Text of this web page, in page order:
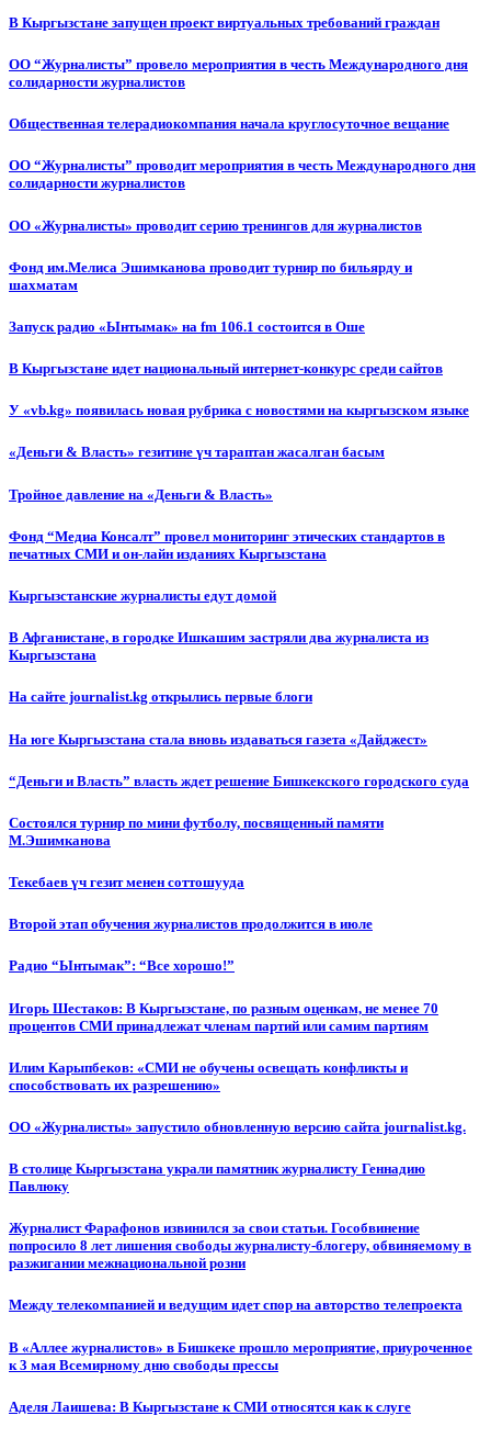
В Кыргызстане запущен проект виртуальных требований граждан
ОО “Журналисты” провело мероприятия в честь Международного дня
солидарности журналистов
Общественная телерадиокомпания начала круглосуточное вещание
ОО “Журналисты” проводит мероприятия в честь Международного дня
солидарности журналистов
ОО «Журналисты» проводит серию тренингов для журналистов
Фонд им.Мелиса Эшимканова проводит турнир по бильярду и
шахматам
Запуск радио «Ынтымак» на fm 106.1 состоится в Оше
В Кыргызстане идет национальный интернет-конкурс среди сайтов
У «vb.kg» появилась новая рубрика с новостями на кыргызском языке
«Деньги & Власть» гезитине үч тараптан жасалган басым
Тройное давление на «Деньги & Власть»
Фонд “Медиа Консалт” провел мониторинг этических стандартов в
печатных СМИ и он-лайн изданиях Кыргызстана
Кыргызстанские журналисты едут домой
В Афганистане, в городке Ишкашим застряли два журналиста из
Кыргызстана
На сайте journalist.kg открылись первые блоги
На юге Кыргызстана стала вновь издаваться газета «Дайджест»
“Деньги и Власть” власть ждет решение Бишкекского городского суда
Состоялся турнир по мини футболу, посвященный памяти
М.Эшимканова
Текебаев үч гезит менен соттошууда
Второй этап обучения журналистов продолжится в июле
Радио “Ынтымак”: “Все хорошо!”
Игорь Шестаков: В Кыргызстане, по разным оценкам, не менее 70
процентов СМИ принадлежат членам партий или самим партиям
Илим Карыпбеков: «СМИ не обучены освещать конфликты и
способствовать их разрешению»
ОО «Журналисты» запустило обновленную версию сайта journalist.kg.
В столице Кыргызстана украли памятник журналисту Геннадию
Павлюку
Журналист Фарафонов извинился за свои статьи. Гособвинение
попросило 8 лет лишения свободы журналисту-блогеру, обвиняемому в
разжигании межнациональной розни
Между телекомпанией и ведущим идет спор на авторство телепроекта
В «Аллее журналистов» в Бишкеке прошло мероприятие, приуроченное
к 3 мая Всемирному дню свободы прессы
Аделя Лаишева: В Кыргызстане к СМИ относятся как к слуге